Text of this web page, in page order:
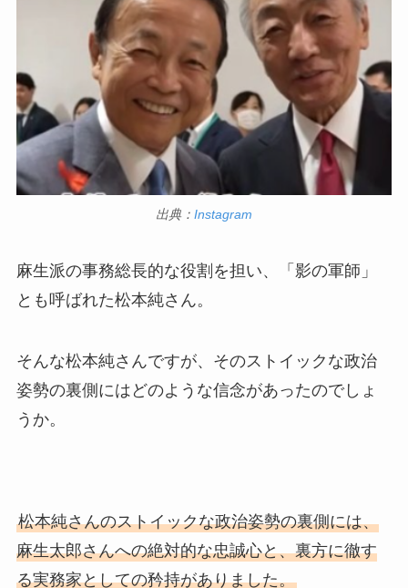
出典： Instagram
麻生派の事務総長的な役割を担い、「影の軍師」
とも呼ばれた松本純さん。
そんな松本純さんですが、そのストイックな政治
姿勢の裏側にはどのような信念があったのでしょ
うか。
松本純さんのストイックな政治姿勢の裏側には、
麻生太郎さんへの絶対的な忠誠心と、裏方に徹す
る実務家としての矜持がありました。